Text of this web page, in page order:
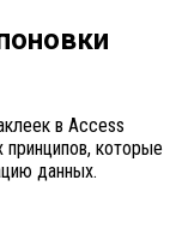
в Access
которые
данных.